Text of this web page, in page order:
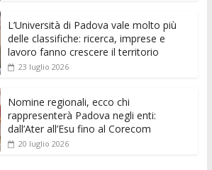
p er
L’Università di Padova vale molto più
delle classifiche: ricerca, imprese e
lavoro fanno crescere il territorio
23 luglio 2026
Nomine regionali, ecco chi
rappresenterà Padova negli enti:
dall’Ater all’Esu fino al Corecom
20 luglio 2026